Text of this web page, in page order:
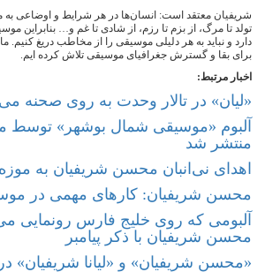
شریفیان معتقد است: انسان‌ها در هر شرایط و اوضاعی به
تولد تا مرگ، از بزم تا رزم، از شادی تا غم و… بنابراین
دارد و نباید به هر دلیلی موسیقی را از مخاطب دریغ کنیم.
برای بقا و گسترش جغرافیای موسیقی تلاش کرده ایم.
اخبار مرتبط:
«لیان» در تالار وحدت به روی صحنه
آلبوم «موسیقی شمال بوشهر» توسط
منتشر شد
اهدای نی‌انبان محسن شریفیان به
محسن شریفیان: کارهای مهمی در
آلبومى که روى خلیج فارس رونمایى
محسن شریفیان با ذکر پیامبر
«محسن شریفیان» و «لیانا شریفیان»